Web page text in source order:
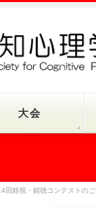
大会
回錯視・錯聴コンテストのご